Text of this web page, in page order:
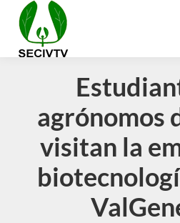
agrónomos
visitan la